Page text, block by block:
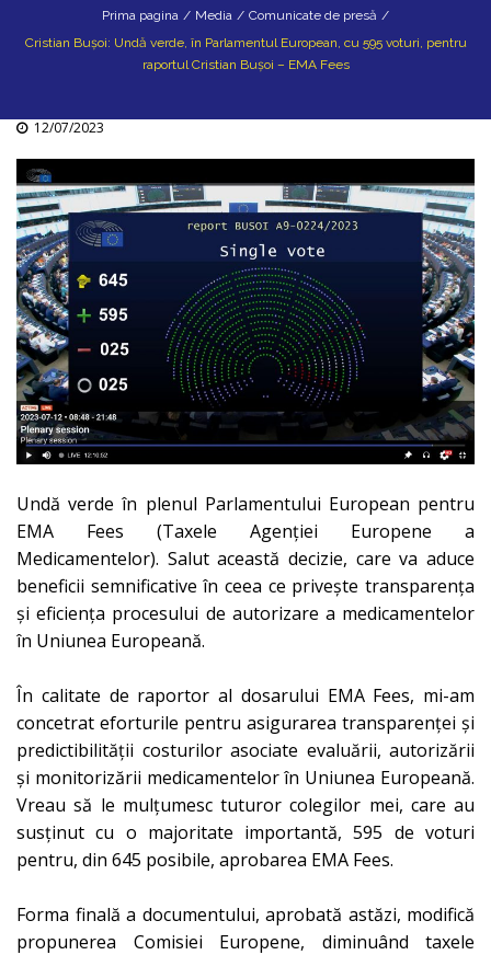
Prima pagina / Media / Comunicate de presă /
Cristian Bușoi: Undă verde, în Parlamentul European, cu 595 voturi, pentru
raportul Cristian Bușoi – EMA Fees
12/07/2023
Undă verde în plenul Parlamentului European pentru
EMA Fees (Taxele Agenției Europene a
Medicamentelor). Salut această decizie, care va aduce
beneficii semnificative în ceea ce privește transparența
și eficiența procesului de autorizare a medicamentelor
în Uniunea Europeană.
În calitate de raportor al dosarului EMA Fees, mi-am
concetrat eforturile pentru asigurarea transparenței și
predictibilității costurilor asociate evaluării, autorizării
și monitorizării medicamentelor în Uniunea Europeană.
Vreau să le mulțumesc tuturor colegilor mei, care au
susținut cu o majoritate importantă, 595 de voturi
pentru, din 645 posibile, aprobarea EMA Fees.
Forma finală a documentului, aprobată astăzi, modifică
propunerea Comisiei Europene, diminuând taxele